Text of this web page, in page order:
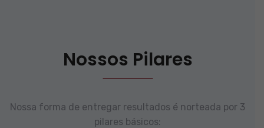
Nossos Pilares
Nossa forma de entregar resultados é norteada por 3
pilares básicos: